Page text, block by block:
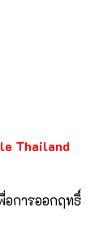
Thailand
อการออกฤทธิ์